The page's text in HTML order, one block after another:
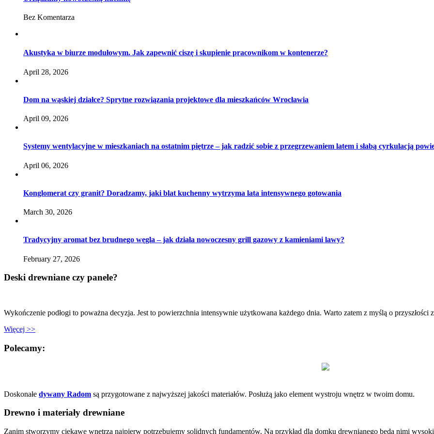
Bez Komentarza
Akustyka w biurze modułowym. Jak zapewnić ciszę i skupienie pracownikom w kontenerze?
April 28, 2026
Dom na wąskiej działce? Sprytne rozwiązania projektowe dla mieszkańców Wrocławia
April 09, 2026
Systemy wentylacyjne w mieszkaniach na ostatnim piętrze – jak radzić sobie z przegrzewaniem latem i słabą cyrkulacją
April 06, 2026
Konglomerat czy granit? Doradzamy, jaki blat kuchenny wytrzyma lata intensywnego gotowania
March 30, 2026
Tradycyjny aromat bez brudnego węgla – jak działa nowoczesny grill gazowy z kamieniami lawy?
February 27, 2026
Deski drewniane czy panele?
Wykończenie podłogi to poważna decyzja. Jest to powierzchnia intensywnie użytkowana każdego dnia. Warto zatem z myślą o przyszłości
Więcej >>
Polecamy:
Doskonałe dywany Radom są przygotowane z najwyższej jakości materiałów. Posłużą jako element wystroju wnętrz w twoim domu.
Drewno i materiały drewniane
Zanim stworzymy ciekawe wnętrza najpierw potrzebujemy solidnych fundamentów. Na przykład dla domku drewnianego będą nimi